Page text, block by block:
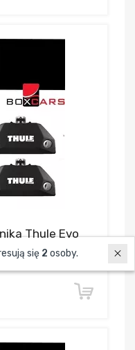
Thule Evo
się 2 osoby.